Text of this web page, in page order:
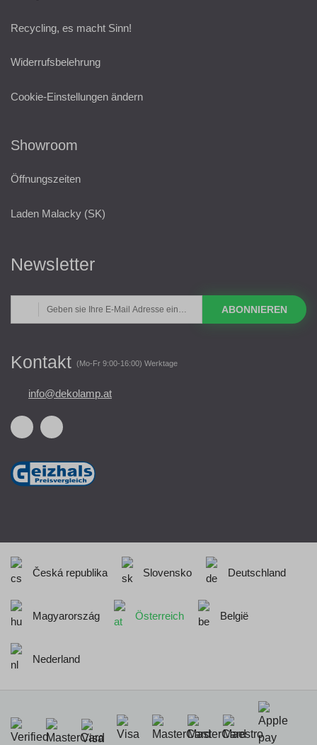
Recycling, es macht Sinn!
Widerrufsbelehrung
Cookie-Einstellungen ändern
Showroom
Öffnungszeiten
Laden Malacky (SK)
Newsletter
ABONNIEREN
Kontakt (Mo-Fr 9:00-16:00) Werktage
info@dekolamp.at
Česká republika Slovensko Deutschland
Magyarország Österreich België
Nederland